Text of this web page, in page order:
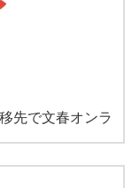
移先で文春オンラ